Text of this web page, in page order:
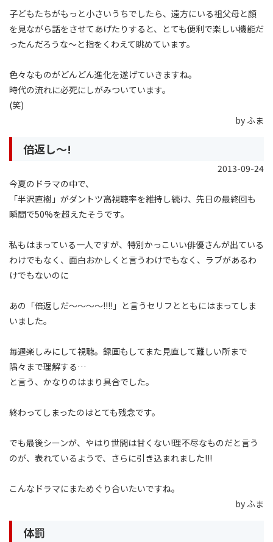
子どもたちがもっと小さいうちでしたら、遠方にいる祖父母と顔
を見ながら話をさせてあげたりすると、とても便利で楽しい機能だ
ったんだろうな〜と指をくわえて眺めています。
色々なものがどんどん進化を遂げていきますね。
時代の流れに必死にしがみついています。
(笑)
by ふま
倍返し〜!
2013-09-24
今夏のドラマの中で、
「半沢直樹」がダントツ高視聴率を維持し続け、先日の最終回も
瞬間で50%を超えたそうです。
私もはまっている一人ですが、特別かっこいい俳優さんが出ている
わけでもなく、面白おかしくと言うわけでもなく、ラブがあるわ
けでもないのに
あの「倍返しだ〜〜〜〜!!!!」と言うセリフとともにはまってしま
いました。
毎週楽しみにして視聴。録画もしてまた見直して難しい所まで
隅々まで理解する…
と言う、かなりのはまり具合でした。
終わってしまったのはとても残念です。
でも最後シーンが、やはり世間は甘くない!理不尽なものだと言う
のが、表れているようで、さらに引き込まれました!!!
こんなドラマにまためぐり合いたいですね。
by ふま
体罰